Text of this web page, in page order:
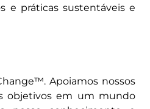
e práticas sustentáveis e
Apoiamos nossos
objetivos em um mundo